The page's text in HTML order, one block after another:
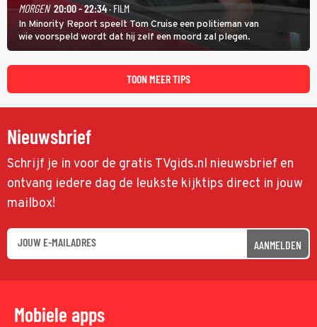
MORGEN 20:00 - 22:34· FILM
In Minority Report speelt Tom Cruise een politieman van
wie voorspeld wordt dat hij zelf een moord zal plegen.
TOON MEER TIPS
Nieuwsbrief
Schrijf je in voor de gratis TVgids.nl nieuwsbrief en
ontvang iedere dag de leukste kijktips direct in jouw
mailbox!
AANMELDEN
Mobiele apps